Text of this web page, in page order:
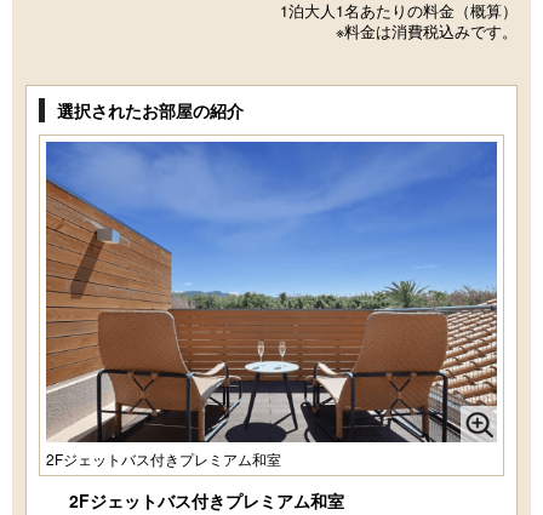
1泊大人1名あたりの料金（概算）
※料金は消費税込みです。
選択されたお部屋の紹介
2Fジェットバス付きプレミアム和室
2Fジェットバス付きプレミアム和室